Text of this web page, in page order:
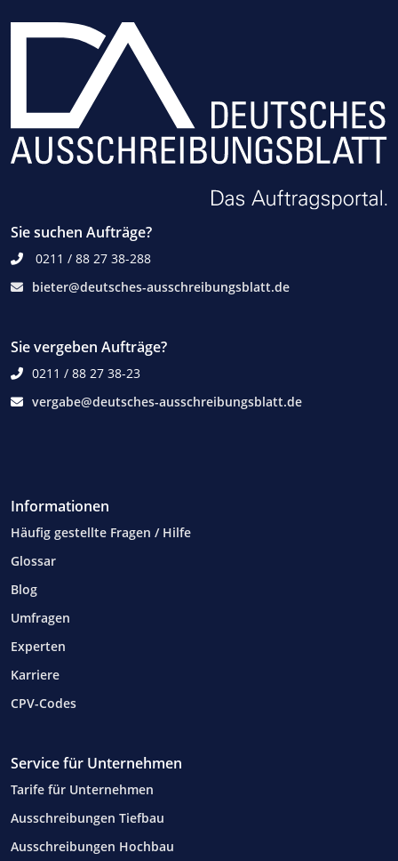
Sie suchen Aufträge?
0211 / 88 27 38-288
bieter@deutsches-ausschreibungsblatt.de
Sie vergeben Aufträge?
0211 / 88 27 38-23
vergabe@deutsches-ausschreibungsblatt.de
Informationen
Häufig gestellte Fragen / Hilfe
Glossar
Blog
Umfragen
Experten
Karriere
CPV-Codes
Service für Unternehmen
Tarife für Unternehmen
Ausschreibungen Tiefbau
Ausschreibungen Hochbau